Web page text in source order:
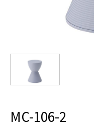
MC-106-2